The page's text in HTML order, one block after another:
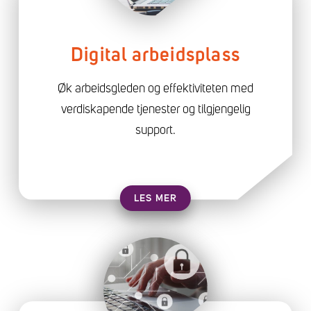
Digital arbeidsplass
Øk arbeidsgleden og effektiviteten med
verdiskapende tjenester og tilgjengelig
support.
LES MER